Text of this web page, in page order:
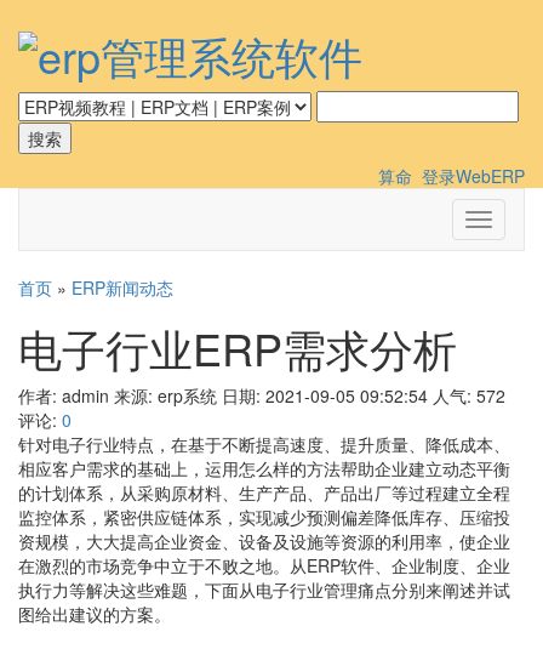
算命 登录WebERP
切
换
首页 » ERP新闻动态
电子行业ERP需求分析
作者: admin 来源: erp系统 日期: 2021-09-05 09:52:54 人气: 572
评论: 0
针对电子行业特点，在基于不断提高速度、提升质量、降低成本、
相应客户需求的基础上，运用怎么样的方法帮助企业建立动态平衡
的计划体系，从采购原材料、生产产品、产品出厂等过程建立全程
监控体系，紧密供应链体系，实现减少预测偏差降低库存、压缩投
资规模，大大提高企业资金、设备及设施等资源的利用率，使企业
在激烈的市场竞争中立于不败之地。从ERP软件、企业制度、企业
执行力等解决这些难题，下面从电子行业管理痛点分别来阐述并试
图给出建议的方案。